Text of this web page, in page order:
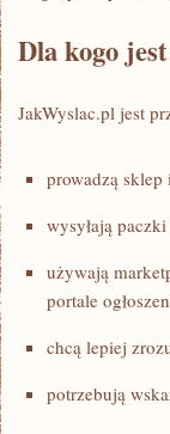
Dla kogo
JakWyslac.pl jest
prowadzą sklep
wysyłają
używają
portale
chcą lepiej
potrzebują